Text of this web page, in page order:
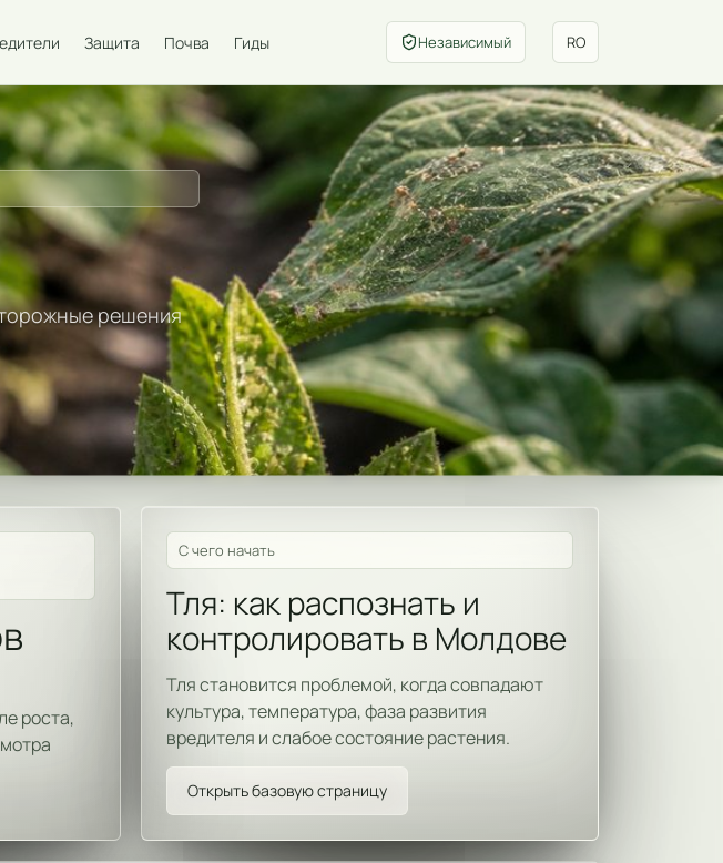
Защита Почва Гиды Независимый RO
решения
роста,
С чего начать
Тля: как распознать и
контролировать в Молдове
Тля становится проблемой, когда совпадают
культура, температура, фаза развития
вредителя и слабое состояние растения.
Открыть базовую страницу